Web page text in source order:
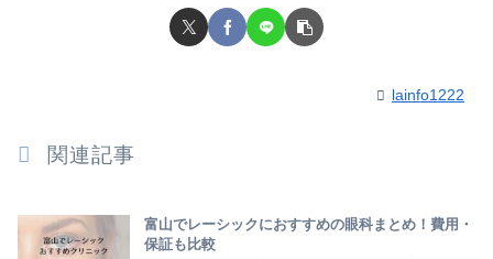
lainfo1222
関連記事
富山でレーシックにおすすめの眼科まとめ！費用・
保証も比較